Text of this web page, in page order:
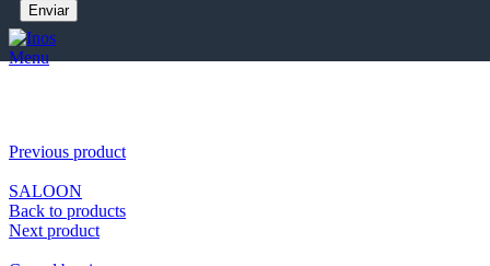
Menu
Previous product
SALOON
Back to products
Next product